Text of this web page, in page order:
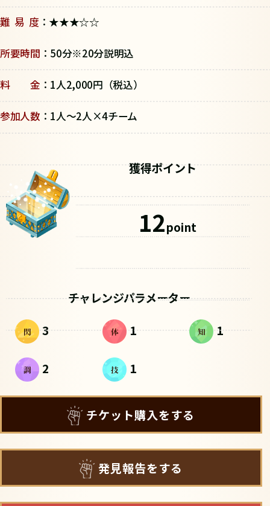
難 易 度：★★★☆☆
所要時間 ：50分※20分説明込
料 金 ：1人2,000円（税込）
参加人数 ：1人～2人×4チーム
獲得ポイント
12point
チャレンジパラメーター
3
1 1
2 1
チケット購入をする
発見報告をする